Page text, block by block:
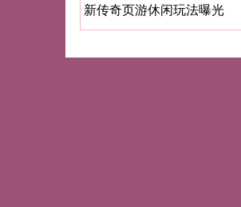
新传奇页游休闲玩法曝光